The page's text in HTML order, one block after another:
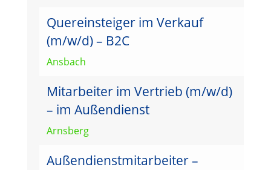
Quereinsteiger im Verkauf
(m/w/d) – B2C
Ansbach
Mitarbeiter im Vertrieb (m/w/d)
– im Außendienst
Arnsberg
Außendienstmitarbeiter –